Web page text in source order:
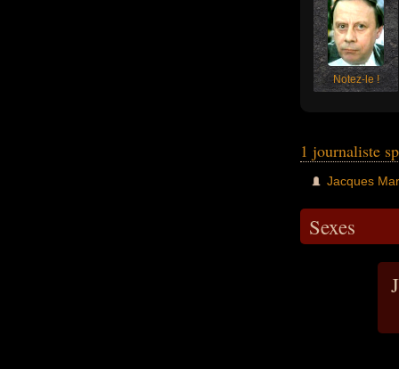
Notez-le !
1 journaliste
Jacques
Sexes